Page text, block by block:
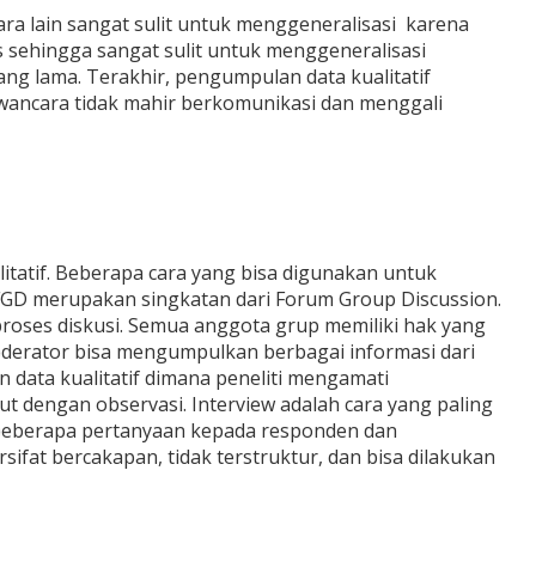
lain sangat sulit untuk menggeneralisasi karena
sangat sulit untuk menggeneralisasi
lama. Terakhir, pengumpulan data kualitatif
tidak mahir berkomunikasi dan menggali
Beberapa cara yang bisa digunakan untuk
merupakan singkatan dari Forum Group Discussion.
diskusi. Semua anggota grup memiliki hak yang
bisa mengumpulkan berbagai informasi dari
data kualitatif dimana peneliti mengamati
dengan observasi. Interview adalah cara yang paling
pertanyaan kepada responden dan
bercakapan, tidak terstruktur, dan bisa dilakukan